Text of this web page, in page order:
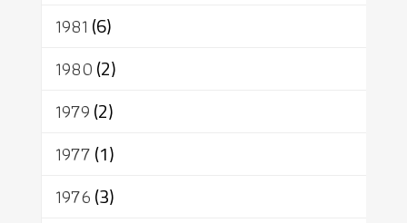
1981 (6)
1980(2)
1979(2)
1977(1)
1976(3)